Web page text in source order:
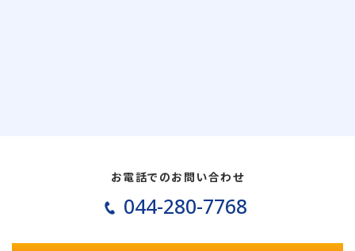
お電話でのお問い合わせ
044-280-7768